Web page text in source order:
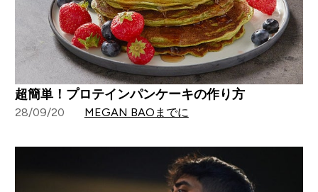
超簡単！プロテインパンケーキの作り方
28/09/20 MEGAN BAOまでに